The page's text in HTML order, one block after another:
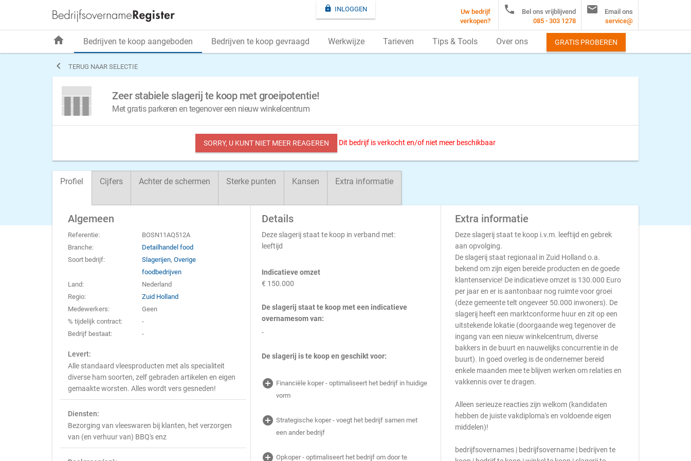
 TERUG NAAR SELECTIE
Zeer stabiele slagerij te koop met groeipotentie!
Met gratis parkeren en tegenover een nieuw winkelcentrum
SORRY, U KUNT NIET MEER REAGEREN Dit bedrijf is verkocht en/of niet meer beschikbaar
Profiel Cijfers Achter de schermen Sterke punten Kansen Extra informatie
Algemeen
Referentie:
BOSN11AQ512A
Branche:
Detailhandel food
Soort bedrijf:
Slagerijen,Overige
foodbedrijven
Land:
Nederland
Regio:
Zuid Holland
Medewerkers:
Geen
% tijdelijk contract:
-
Bedrijf bestaat:
-
Levert:
Alle standaard vleesproducten met als specialiteit
diverse ham soorten, zelf gebraden artikelen en eigen
gemaakte worsten. Alles wordt vers gesneden!
Diensten:
Bezorging van vleeswaren bij klanten, het verzorgen
van (en verhuur van) BBQ's enz
Details
Deze slagerij staat te koop in verband met:
leeftijd
Indicatieve omzet
€ 150.000
De slagerij staat te koop met een indicatieve
overnamesom van:
-
De slagerij is te koop en geschikt voor:
add_circle Financiële koper - optimaliseert het bedrijf in huidige
vorm
add_circle Strategische koper - voegt het bedrijf samen met
een ander bedrijf
add_circle Opkoper - optimaliseert het bedrijf om door te
Extra informatie
Deze slagerij staat te koop i.v.m. leeftijd en gebrek
aan opvolging.
De slagerij staat regionaal in Zuid Holland o.a.
bekend om zijn eigen bereide producten en de goede
klantenservice! De indicatieve omzet is 130.000 Euro
per jaar en er is aantonbaar nog ruimte voor groei
(deze gemeente telt ongeveer 50.000 inwoners). De
slagerij heeft een marktconforme huur en zit op een
uitstekende lokatie (doorgaande weg tegenover de
ingang van een nieuw winkelcentrum, diverse
bakkers in de buurt en nauwelijks concurrentie in de
buurt). In goed overleg is de ondernemer bereid
enkele maanden mee te blijven werken om relaties en
vakkennis over te dragen.
Alleen serieuze reacties zijn welkom (kandidaten
hebben de juiste vakdiploma's en voldoende eigen
middelen)!
bedrijfsovernames | bedrijfsovername | bedrijven te
 INLOGGEN
Uw bedrijf
verkopen?

Bel ons vrijblijvend
085 - 303 1278

Email ons
service@
home Bedrijven te koop aangeboden Bedrijven te koop gevraagd Werkwijze Tarieven Tips & Tools Over ons GRATIS PROBEREN